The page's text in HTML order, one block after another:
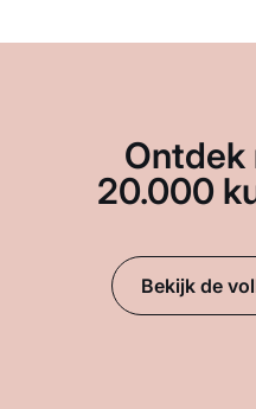
Ontdek
20.000
Bekijk de